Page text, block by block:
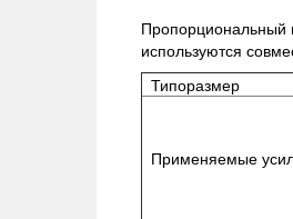
Пропорциональный
используются
Типоразмер
Применяемые